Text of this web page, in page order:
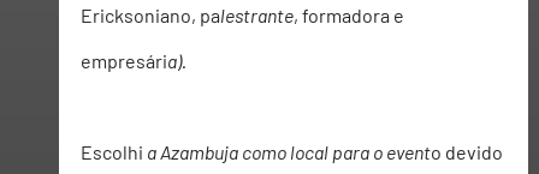
Ericksoniano, palestrante, formadora e
empresária).
Escolhi a Azambuja como local para o evento devido